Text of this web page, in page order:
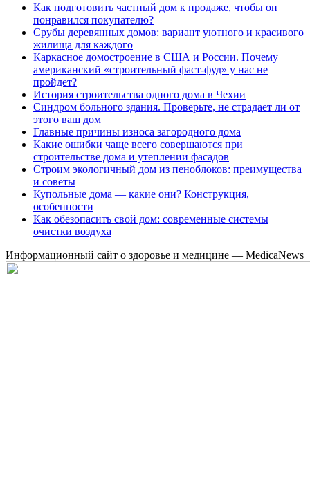
Как подготовить частный дом к продаже, чтобы он
понравился покупателю?
Срубы деревянных домов: вариант уютного и красивого
жилища для каждого
Каркасное домостроение в США и России. Почему
американский «строительный фаст-фуд» у нас не
пройдет?
История строительства одного дома в Чехии
Синдром больного здания. Проверьте, не страдает ли от
этого ваш дом
Главные причины износа загородного дома
Какие ошибки чаще всего совершаются при
строительстве дома и утеплении фасадов
Строим экологичный дом из пеноблоков: преимущества
и советы
Купольные дома — какие они? Конструкция,
особенности
Как обезопасить свой дом: современные системы
очистки воздуха
Информационный сайт о здоровье и медицине — MedicaNews